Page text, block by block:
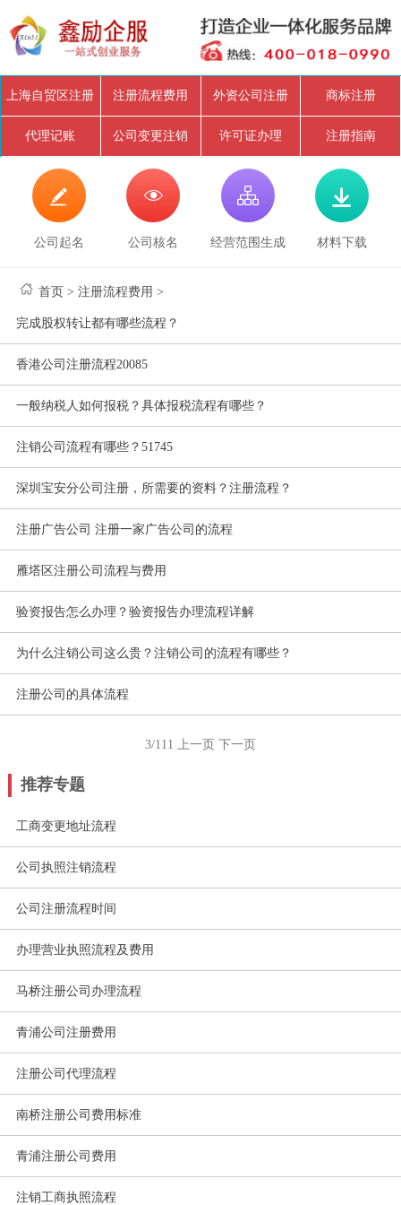
上海自贸区注册 注册流程费用 外资公司注册 商标注册
代理记账 公司变更注销 许可证办理 注册指南

公司起名

公司核名

经营范围生成

材料下载
首页 >注册流程费用 >
完成股权转让都有哪些流程？
香港公司注册流程20085
一般纳税人如何报税？具体报税流程有哪些？
注销公司流程有哪些？51745
深圳宝安分公司注册，所需要的资料？注册流程？
注册广告公司 注册一家广告公司的流程
雁塔区注册公司流程与费用
验资报告怎么办理？验资报告办理流程详解
为什么注销公司这么贵？注销公司的流程有哪些？
注册公司的具体流程
3/111 上一页 下一页
推荐专题
工商变更地址流程
公司执照注销流程
公司注册流程时间
办理营业执照流程及费用
马桥注册公司办理流程
青浦公司注册费用
注册公司代理流程
南桥注册公司费用标准
青浦注册公司费用
注销工商执照流程